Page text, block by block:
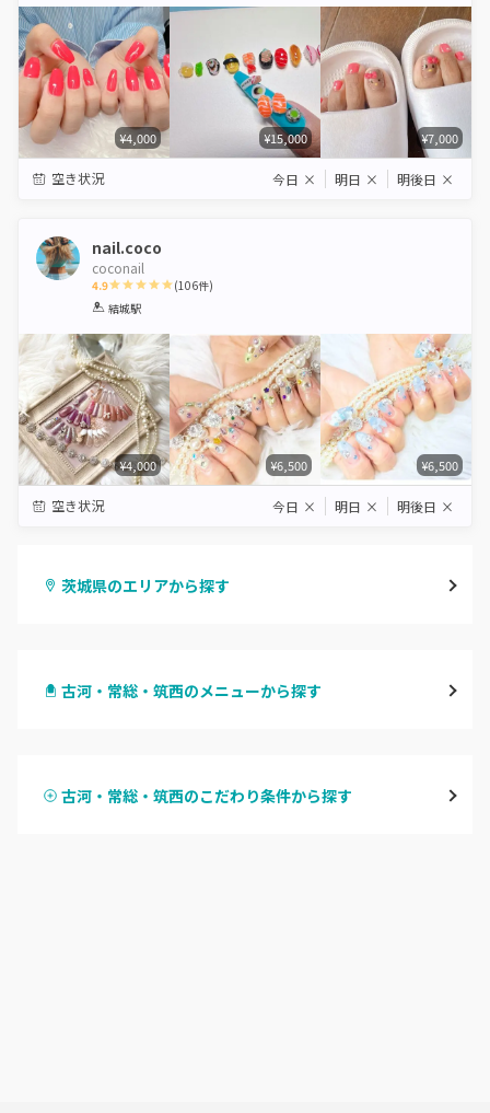
¥4,000 ¥15,000 ¥7,000
空き状況 今日 × 明日 × 明後日 ×
nail.coco
coconail
4.9
1 2 3
(106件)
結城駅
¥4,000 ¥6,500 ¥6,500
空き状況 今日 × 明日 × 明後日 ×
茨城県のエリアから探す
古河・常総・筑西のメニューから探す
古河・常総・筑西のこだわり条件から探す